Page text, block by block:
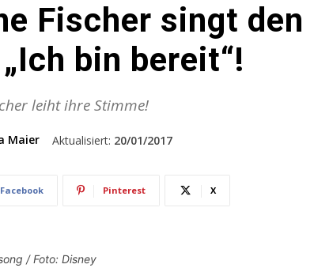
Fischer singt den
bin bereit“!
leiht ihre Stimme!
Maier Aktualisiert: 20/01/2017
Facebook Pinterest X
/ Foto: Disney